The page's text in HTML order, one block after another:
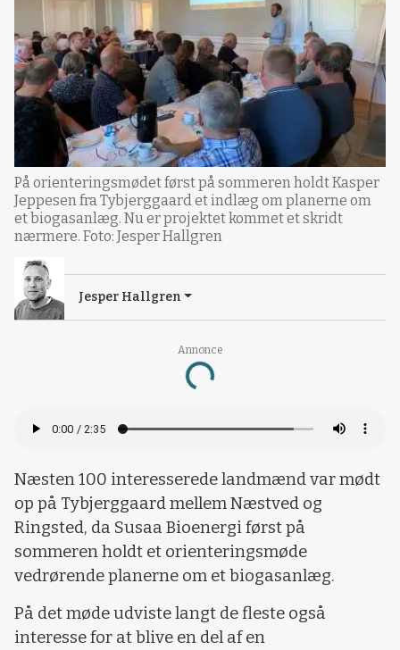
Annonce
Loading...
På orienteringsmødet først på sommeren holdt Kasper
Jeppesen fra Tybjerggaard et indlæg om planerne om
et biogasanlæg. Nu er projektet kommet et skridt
nærmere. Foto: Jesper Hallgren
Jesper Hallgren
Næsten 100 interesserede landmænd var mødt
op på Tybjerggaard mellem Næstved og
Ringsted, da Susaa Bioenergi først på
sommeren holdt et orienteringsmøde
vedrørende planerne om et biogasanlæg.
På det møde udviste langt de fleste også
interesse for at blive en del af en